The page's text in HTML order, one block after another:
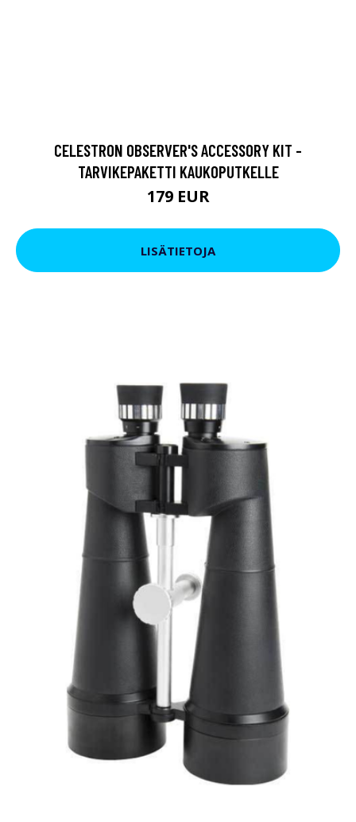
CELESTRON OBSERVER'S ACCESSORY KIT -
TARVIKEPAKETTI KAUKOPUTKELLE
179 EUR
LISÄTIETOJA